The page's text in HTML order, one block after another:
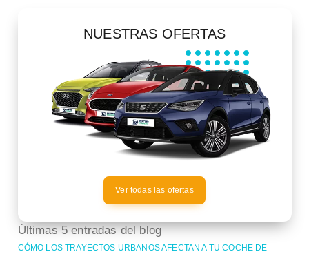
NUESTRAS OFERTAS
Ver todas las ofertas
Últimas 5 entradas del blog
CÓMO LOS TRAYECTOS URBANOS AFECTAN A TU COCHE DE